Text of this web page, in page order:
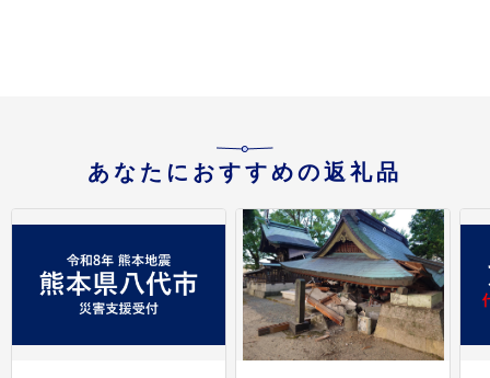
あなたにおすすめの返礼品